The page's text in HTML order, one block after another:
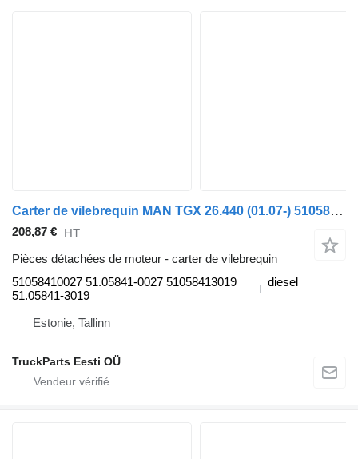
Carter de vilebrequin MAN TGX 26.440 (01.07-) 51058410027 pour tracteur routier MAN TGL, TGM, TGS, TGX (2005-2021)
208,87 € HT
Pièces détachées de moteur - carter de vilebrequin
51058410027 51.05841-0027 51058413019
51.05841-3019
diesel
Estonie, Tallinn
TruckParts Eesti OÜ